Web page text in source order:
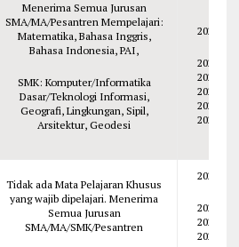
Menerima Semua Jurusan
SMA/MA/Pesantren Mempelajari:
Matematika, Bahasa Inggris,
Bahasa Indonesia, PAI,
SMK: Komputer/Informatika
Dasar/Teknologi Informasi,
Geografi, Lingkungan, Sipil,
Arsitektur, Geodesi
2026
2025
2024
2023
2022
2021
Tidak ada Mata Pelajaran Khusus
yang wajib dipelajari. Menerima
Semua Jurusan
SMA/MA/SMK/Pesantren
2026
2025
2024
2023